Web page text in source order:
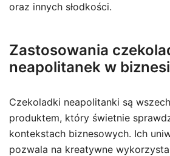
oraz innych słodkości.
Zastosowania
neapolitanek w
Czekoladki neapolitanki są
produktem, który świetnie
kontekstach biznesowych. Ich
pozwala na kreatywne